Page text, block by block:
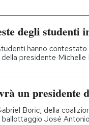
degli studenti
hanno
presidente
un presidente
Boric, della
ballottaggio José